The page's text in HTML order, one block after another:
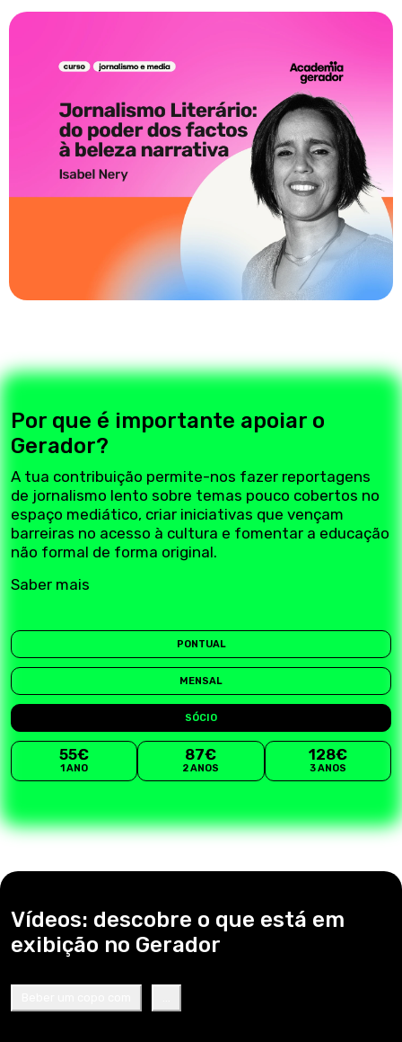
Por que é importante apoiar o
Gerador?
A tua contribuição permite-nos fazer reportagens
de jornalismo lento sobre temas pouco cobertos no
espaço mediático, criar iniciativas que vençam
barreiras no acesso à cultura e fomentar a educação
não formal de forma original.
Saber mais
PONTUAL
MENSAL
SÓCIO
55€
1 ANO
87€
2 ANOS
128€
3 ANOS
Vídeos: descobre o que está em
exibição no Gerador